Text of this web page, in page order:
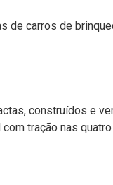
de carros de
construídos e
tração nas